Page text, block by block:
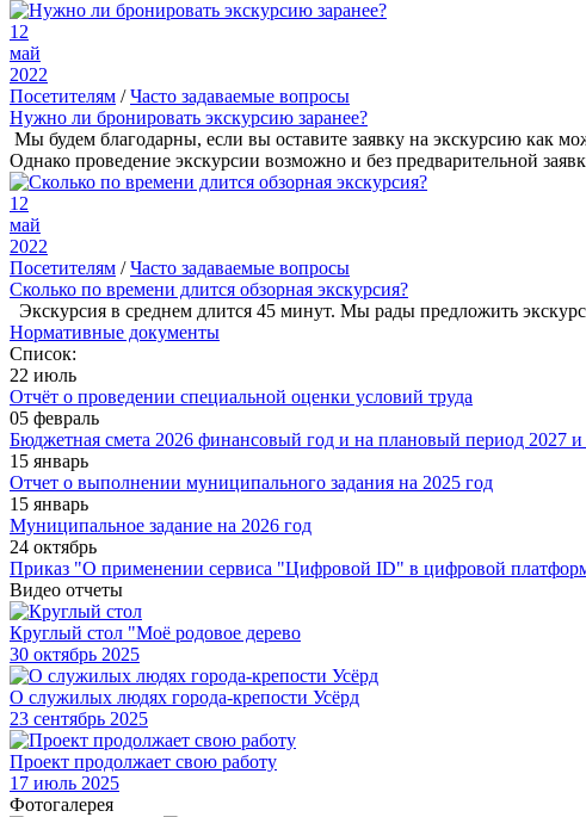
12
май
2022
Посетителям /Часто задаваемые вопросы
Нужно ли бронировать экскурсию заранее?
Мы будем благодарны, если вы оставите заявку на экскурсию как
Однако проведение экскурсии возможно и без предварительной
12
май
2022
Посетителям /Часто задаваемые вопросы
Сколько по времени длится обзорная экскурсия?
Экскурсия в среднем длится 45 минут. Мы рады предложить
Нормативные документы
Список:
22 июль
Отчёт о проведении специальной оценки условий труда
05 февраль
Бюджетная смета 2026 финансовый год и на плановый период 2027 и
15 январь
Отчет о выполнении муниципального задания на 2025 год
15 январь
Муниципальное задание на 2026 год
24 октябрь
Приказ "О применении сервиса "Цифровой ID" в цифровой
Видео отчеты
Круглый стол "Моё родовое дерево
30 октябрь 2025
О служилых людях города-крепости Усёрд
23 сентябрь 2025
Проект продолжает свою работу
17 июль 2025
Фотогалерея